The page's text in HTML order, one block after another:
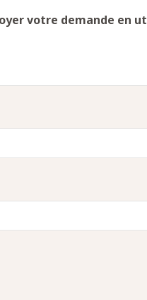
votre demande en